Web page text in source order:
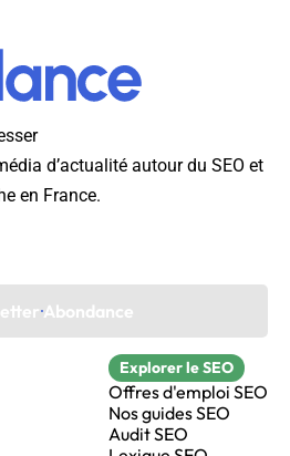
d’actualité autour du SEO et
en France.
Abondance
Explorer le SEO
Offres d'emploi SEO
Nos guides SEO
Audit SEO